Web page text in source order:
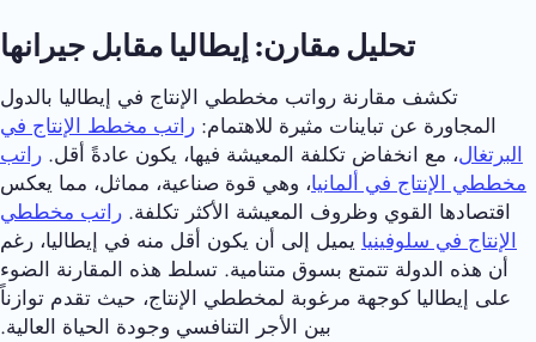
تحليل مقارن: إيطاليا مقابل جيرانها
تكشف مقارنة رواتب مخططي الإنتاج في إيطاليا بالدول
المجاورة عن تباينات مثيرة للاهتمام: راتب مخطط الإنتاج في
البرتغال، مع انخفاض تكلفة المعيشة فيها، يكون عادةً أقل. راتب
مخططي الإنتاج في ألمانيا، وهي قوة صناعية، مماثل، مما يعكس
اقتصادها القوي وظروف المعيشة الأكثر تكلفة. راتب مخططي
الإنتاج في سلوفينيا يميل إلى أن يكون أقل منه في إيطاليا، رغم
أن هذه الدولة تتمتع بسوق متنامية. تسلط هذه المقارنة الضوء
على إيطاليا كوجهة مرغوبة لمخططي الإنتاج، حيث تقدم توازناً
بين الأجر التنافسي وجودة الحياة العالية.